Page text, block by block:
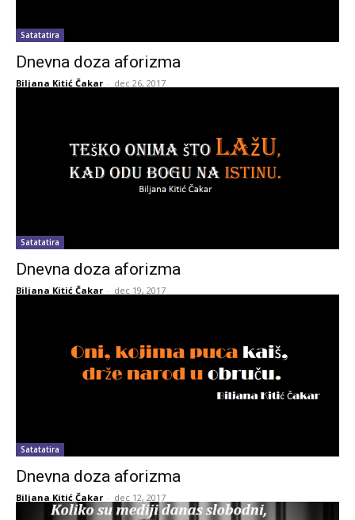
Satatatira
Dnevna doza aforizma
Biljana Kitić Čakar - dec 26, 2017
Satatatira
Dnevna doza aforizma
Biljana Kitić Čakar - dec 19, 2017
Satatatira
Dnevna doza aforizma
Biljana Kitić Čakar - dec 12, 2017